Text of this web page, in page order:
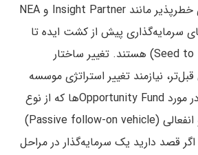
موسسات سرمایه‌گذاری خطرپذیر مانند Insight Partner و NEA
سرمایه‌گذاری پیش از کشت ایده تا
عرضه اولیه سهام (Seed to IPO) هستند. تغییر ساختار
نیازمند تغییر استراتژی موسسه
است، اما این موضوع در مورد Opportunity Fundها که از نوع
تامین مالی زنجیره‌ای و انفعالی (Passive follow-on vehicle)
قصد دارید یک سرمایه‌گذار در مراحل